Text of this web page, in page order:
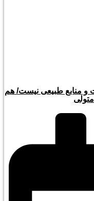
منابع طبیعی نیست/ هم